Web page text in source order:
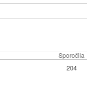
Sporočila
204